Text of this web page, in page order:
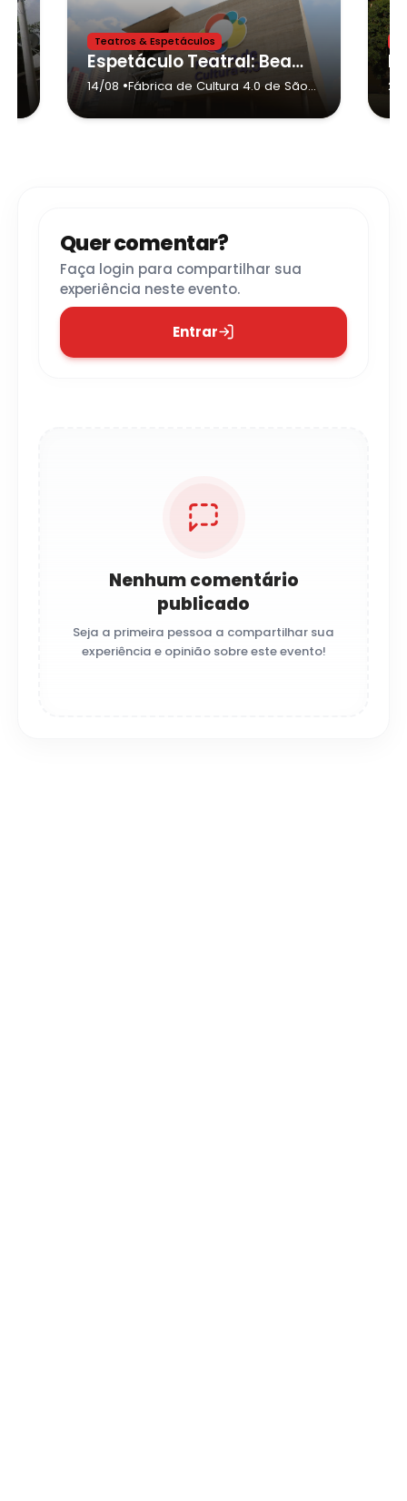
Teatros & Espetáculos
Espetáculo Teatral: Beatles para Crianças
14/08 •Fábrica de Cultura 4.0 de São
Bernardo do Campo
Bernardo do Campo
Quer comentar?
Faça login para compartilhar sua
experiência neste evento.
Entrar
Nenhum comentário
publicado
Seja a primeira pessoa a compartilhar sua
experiência e opinião sobre este evento!